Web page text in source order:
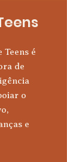
Teens é
de
o
e